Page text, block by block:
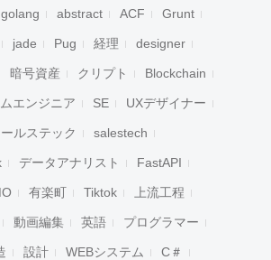
golang abstract ACF Grunt
jade Pug 経理 designer
暗号資産 クリプト Blockchain
エンジニア SE UXデザイナー
ルステック salestech
データアナリスト FastAPI
有楽町 Tiktok 上流工程
動画編集 英語 プログラマー
設計 WEBシステム C＃